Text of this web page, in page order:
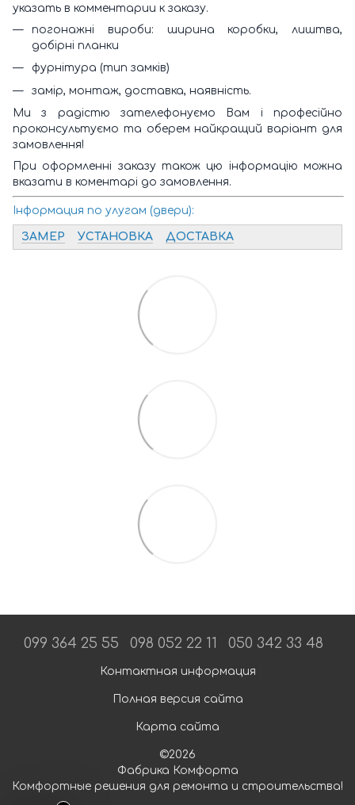
указать в комментарии к заказу.
погонажні вироби: ширина коробки, лиштва,
добірні планки
фурнітура (тип замків)
замір, монтаж, доставка, наявність.
Ми з радістю зателефонуємо Вам і професійно
проконсультуємо та оберем найкращий варіант для
замовлення!
При оформленні заказу також цю інформацію можна
вказати в коментарі до замовлення.
Інформация по улугам (двери):
ЗАМЕР УСТАНОВКА ДОСТАВКА
099 364 25 55 098 052 22 11 050 342 33 48
Контактная информация
Полная версия сайта
Карта сайта
©2026
Фабрика Комфорта
Комфортные решения для ремонта и строительства!